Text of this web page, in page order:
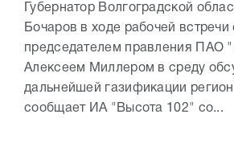
Губернатор Волгоградской
Бочаров в ходе рабочей встречи
председателем правления ПАО
Алексеем Миллером в среду
дальнейшей газификации
сообщает ИА "Высота 102" со...